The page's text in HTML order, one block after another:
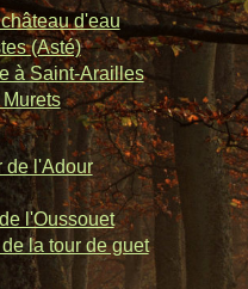
d'eau
(Asté)
à Saint-Arailles
de l'Adour
l'Oussouet
la tour de guet